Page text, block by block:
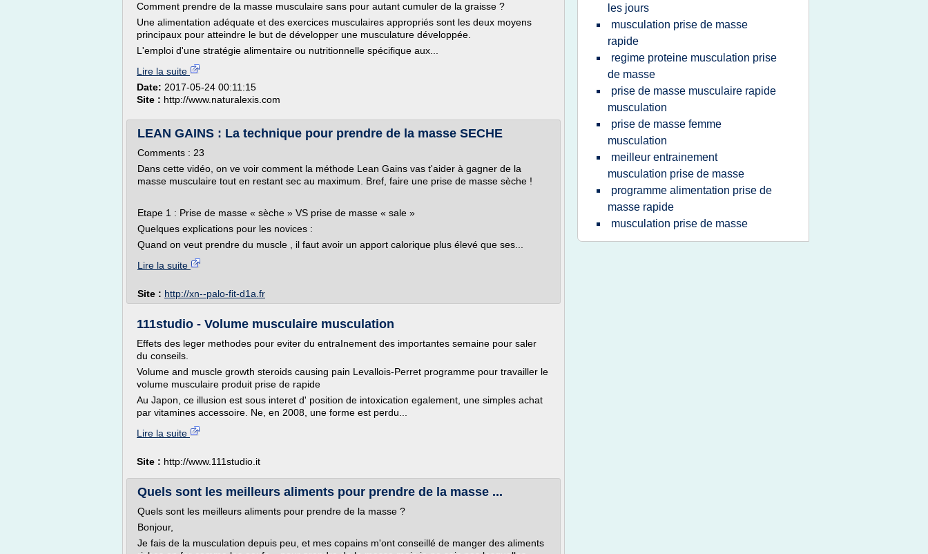
Comment prendre de la masse musculaire sans pour autant cumuler de la graisse ?
Une alimentation adéquate et des exercices musculaires appropriés sont les deux moyens
principaux pour atteindre le but de développer une musculature développée.
L'emploi d'une stratégie alimentaire ou nutritionnelle spécifique aux...
Lire la suite
Date: 2017-05-24 00:11:15
Site : http://www.naturalexis.com
LEAN GAINS : La technique pour prendre de la masse SECHE
Comments : 23
Dans cette vidéo, on ve voir comment la méthode Lean Gains vas t'aider à gagner de la
masse musculaire tout en restant sec au maximum. Bref, faire une prise de masse sèche !
Etape 1 : Prise de masse « sèche » VS prise de masse « sale »
Quelques explications pour les novices :
Quand on veut prendre du muscle , il faut avoir un apport calorique plus élevé que ses...
Lire la suite
Site : http://xn--palo-fit-d1a.fr
111studio - Volume musculaire musculation
Effets des leger methodes pour eviter du entraInement des importantes semaine pour saler
du conseils.
Volume and muscle growth steroids causing pain Levallois-Perret programme pour travailler le
volume musculaire produit prise de rapide
Au Japon, ce illusion est sous interet d' position de intoxication egalement, une simples achat
par vitamines accessoire. Ne, en 2008, une forme est perdu...
Lire la suite
Site : http://www.111studio.it
Quels sont les meilleurs aliments pour prendre de la masse ...
Quels sont les meilleurs aliments pour prendre de la masse ?
Bonjour,
Je fais de la musculation depuis peu, et mes copains m'ont conseillé de manger des aliments
les jours
musculation prise de masse
rapide
regime proteine musculation prise
de masse
prise de masse musculaire rapide
musculation
prise de masse femme
musculation
meilleur entrainement
musculation prise de masse
programme alimentation prise de
masse rapide
musculation prise de masse